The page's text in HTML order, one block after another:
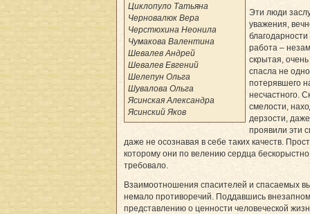
Циклопуло Татьяна
Черновалюк Вера
Черстюхина Неонила
Чумакова Валентина
Шевалев Андрей
Шевалев Евгений
Шелепун Ольга
Шувалова Ольга
Ясинская Александра
Ясинский Яков
Эти люди
уважения,
работа –
скрытая,
спасла не
потерявшего
несчастного.
смелости,
дерзости,
проявили эти
даже не осознавая в себе таких качеств.
которому они по велению сердца
требовало.
Взаимоотношения спасителей и спасаемых
немало противоречий. Поддавшись
представлению о ценности человеческой